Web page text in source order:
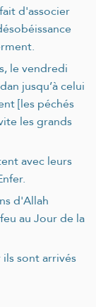
d'associer
le vendredi
jusqu’à celui
[les péchés
les grands
avec leurs
d'Allah
au Jour de la
sont arrivés